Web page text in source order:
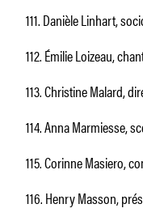
111. Danièle Linhart,
112. Émilie Loizeau,
113. Christine Malard,
114. Anna Marmiesse,
115. Corinne Masiero,
116. Henry Masson,